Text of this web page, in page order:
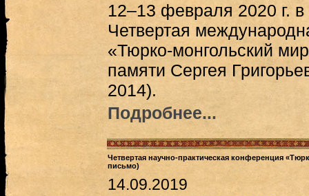
12–13 февраля 2020 г.
Четвертая
«Тюрко-монгольский
памяти Сергея
2014).
Подробнее...
Четвертая научно-практическая конференция
письмо)
14.09.2019